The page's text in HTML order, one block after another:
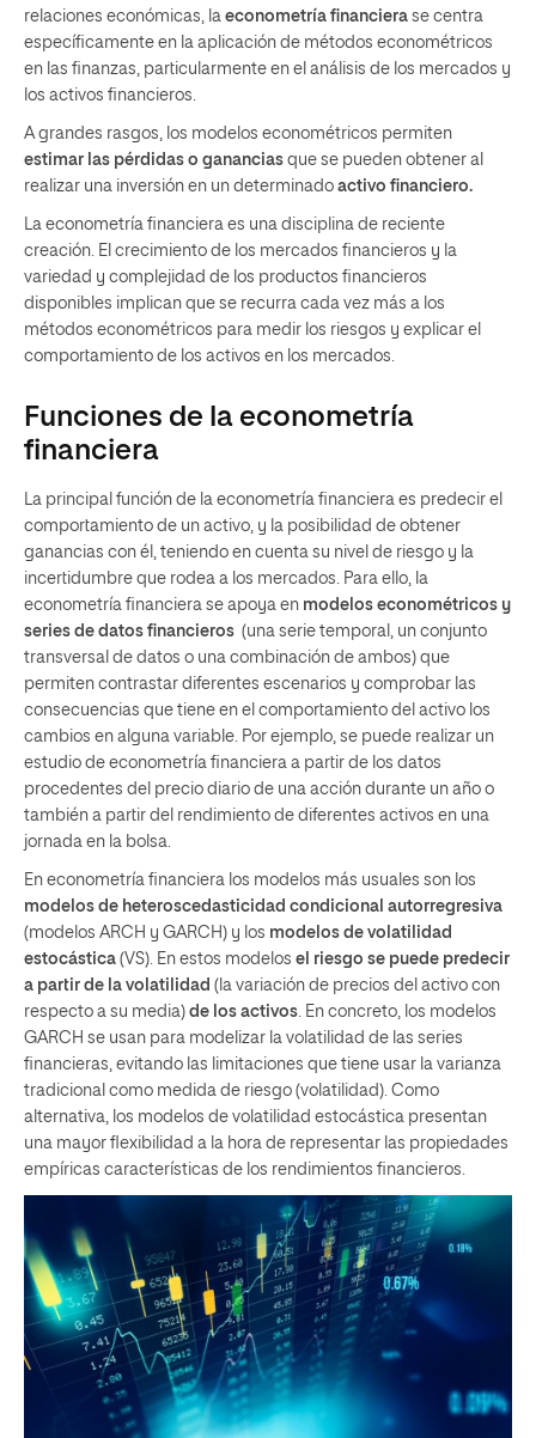
relaciones económicas, la econometría financiera se centra
específicamente en la aplicación de métodos econométricos
en las finanzas, particularmente en el análisis de los mercados y
los activos financieros.
A grandes rasgos, los modelos econométricos permiten
estimar las pérdidas o ganancias que se pueden obtener al
realizar una inversión en un determinado activo financiero.
La econometría financiera es una disciplina de reciente
creación. El crecimiento de los mercados financieros y la
variedad y complejidad de los productos financieros
disponibles implican que se recurra cada vez más a los
métodos econométricos para medir los riesgos y explicar el
comportamiento de los activos en los mercados.
Funciones de la econometría
financiera
La principal función de la econometría financiera es predecir el
comportamiento de un activo, y la posibilidad de obtener
ganancias con él, teniendo en cuenta su nivel de riesgo y la
incertidumbre que rodea a los mercados. Para ello, la
econometría financiera se apoya en modelos econométricos y
series de datos financieros (una serie temporal, un conjunto
transversal de datos o una combinación de ambos) que
permiten contrastar diferentes escenarios y comprobar las
consecuencias que tiene en el comportamiento del activo los
cambios en alguna variable. Por ejemplo, se puede realizar un
estudio de econometría financiera a partir de los datos
procedentes del precio diario de una acción durante un año o
también a partir del rendimiento de diferentes activos en una
jornada en la bolsa.
En econometría financiera los modelos más usuales son los
modelos de heteroscedasticidad condicional autorregresiva
(modelos ARCH y GARCH) y los modelos de volatilidad
estocástica (VS). En estos modelos el riesgo se puede predecir
a partir de la volatilidad (la variación de precios del activo con
respecto a su media) de los activos . En concreto, los modelos
GARCH se usan para modelizar la volatilidad de las series
financieras, evitando las limitaciones que tiene usar la varianza
tradicional como medida de riesgo (volatilidad). Como
alternativa, los modelos de volatilidad estocástica presentan
una mayor flexibilidad a la hora de representar las propiedades
empíricas características de los rendimientos financieros.